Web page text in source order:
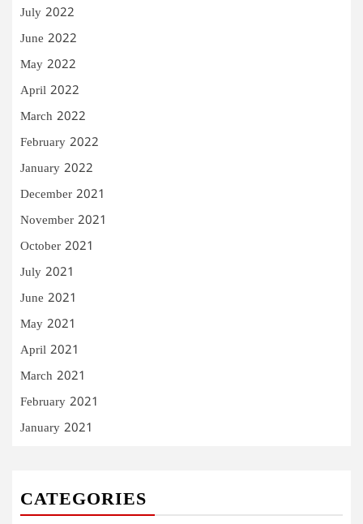
July 2022
June 2022
May 2022
April 2022
March 2022
February 2022
January 2022
December 2021
November 2021
October 2021
July 2021
June 2021
May 2021
April 2021
March 2021
February 2021
January 2021
CATEGORIES